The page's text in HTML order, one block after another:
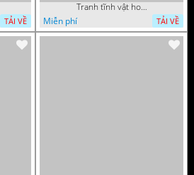
TẢI VỀ
Tranh tĩnh vật hoa quả sơn dầu trang trí tường
Miễn phí
TẢI VỀ